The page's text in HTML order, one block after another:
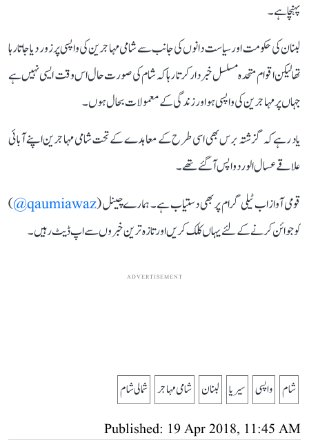
پہنچاہے۔
لبنان کی حکومت اور سیاست دانوں کی جانب سے شامی مہاجرین کی واپسی پر زور دیا جاتا رہا
تھا لیکن اقوام متحدہ مسلسل خبردار کرتا رہا کہ شام کی صورت حال اس وقت ایسی نہیں ہے
جہاں پر مہاجرین کی واپسی ہو اور زندگی کے معمولات بحال ہوں۔
یاد رہے کہ گزشتہ برس بھی اسی طرح کے معاہدے کے تحت شامی مہاجرین اپنے آبائی
علاقے عسال الورد واپس آگئے تھے۔
قومی آواز اب ٹیلی گرام پر بھی دستیاب ہے۔ ہمارے چینل (qaumiawaz@
)
کو جوائن کرنے کے لئے یہاں کلک کریں اور تازہ ترین خبروں سے اپ ڈیٹ رہیں۔
ADVERTISEMENT
شام واپسی سیریا لبنان شامی مہاجر شمالی شام
Published: 19 Apr 2018, 11:45 AM